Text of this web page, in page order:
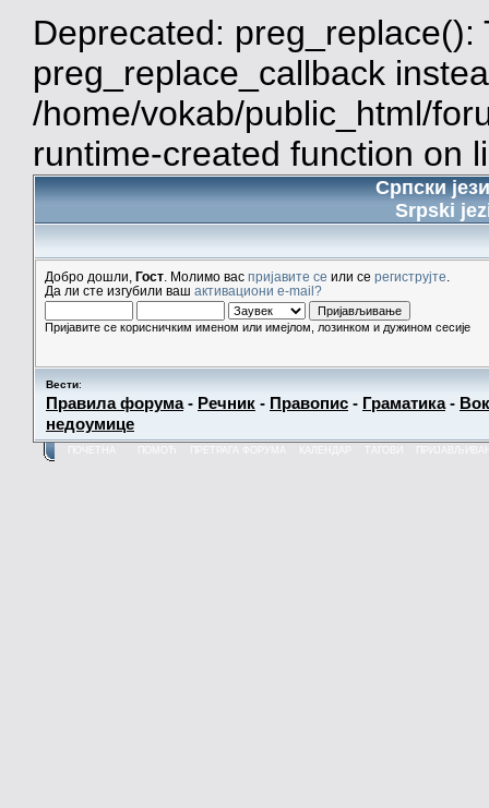
Deprecated:
preg_replace_callback
/home/vokab/public_html/
runtime-created function on
Српски
Srpski
Добро дошли, Гост . Молимо вас пријавите се или се региструјте
Да ли сте изгубили ваш активациони e-mail?
Пријавите се корисничким именом или имејлом, лозинком и дужином сесије
Вести:
Правила форума- Речник - Правопис - Граматика-
недоумице
КАЛЕНДАР